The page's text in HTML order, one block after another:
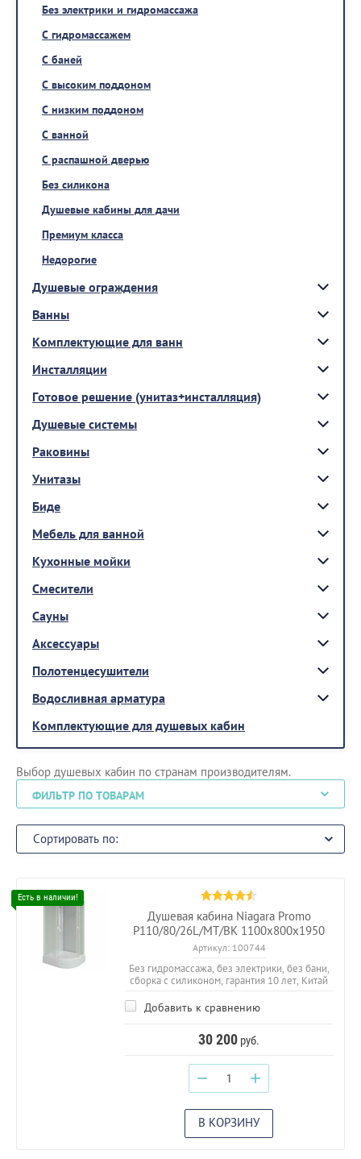
Без электрики и гидромассажа
С гидромассажем
С баней
С высоким поддоном
С низким поддоном
С ванной
С распашной дверью
Без силикона
Душевые кабины для дачи
Премиум класса
Недорогие
Душевые ограждения
Ванны
Комплектующие для ванн
Инсталляции
Готовое решение (унитаз+инсталляция)
Душевые системы
Раковины
Унитазы
Биде
Мебель для ванной
Кухонные мойки
Смесители
Сауны
Аксессуары
Полотенцесушители
Водосливная арматура
Комплектующие для душевых кабин
Выбор душевых кабин по странам производителям.
ФИЛЬТР ПО ТОВАРАМ
Сортировать по:
Душевая кабина Niagara Promo
P110/80/26L/MT/BK 1100х800х1950
Артикул:100744
Без гидромассажа, без электрики, без бани,
сборка с силиконом, гарантия 10 лет, Китай
Добавить к сравнению
30 200 руб.
− +
В КОРЗИНУ